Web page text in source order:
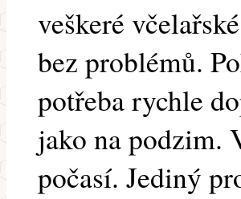
veškeré
bez problémů.
potřeba rychle
jako na podzim.
počasí. Jediný